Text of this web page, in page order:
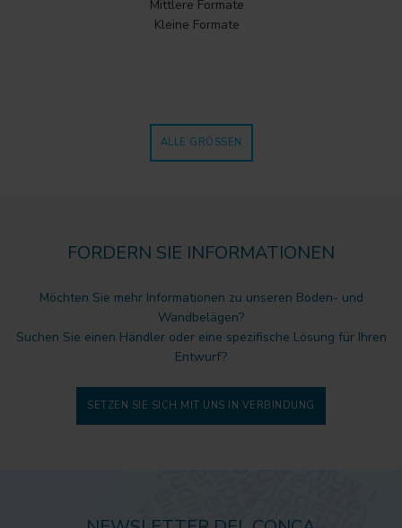
Mittlere Formate
Kleine Formate
ALLE GRÖSSEN
FORDERN SIE INFORMATIONEN
Möchten Sie mehr Informationen zu unseren Boden- und
Wandbelägen?
Suchen Sie einen Händler oder eine spezifische Lösung für Ihren
Entwurf?
SETZEN SIE SICH MIT UNS IN VERBINDUNG